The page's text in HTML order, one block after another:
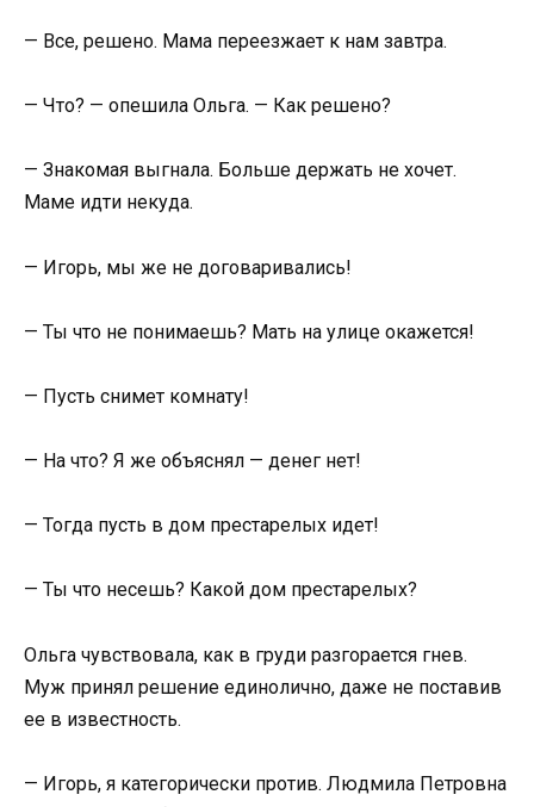
— Все, решено. Мама переезжает к нам завтра.
— Что? — опешила Ольга. — Как решено?
— Знакомая выгнала. Больше держать не хочет.
Маме идти некуда.
— Игорь, мы же не договаривались!
— Ты что не понимаешь? Мать на улице окажется!
— Пусть снимет комнату!
— На что? Я же объяснял — денег нет!
— Тогда пусть в дом престарелых идет!
— Ты что несешь? Какой дом престарелых?
Ольга чувствовала, как в груди разгорается гнев.
Муж принял решение единолично, даже не поставив
ее в известность.
— Игорь, я категорически против. Людмила Петровна